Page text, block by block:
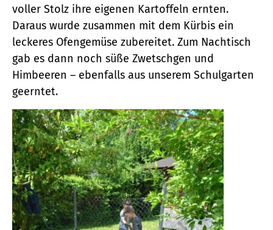
voller Stolz ihre eigenen Kartoffeln ernten.
Daraus wurde zusammen mit dem Kürbis ein
leckeres Ofengemüse zubereitet. Zum Nachtisch
gab es dann noch süße Zwetschgen und
Himbeeren – ebenfalls aus unserem Schulgarten
geerntet.